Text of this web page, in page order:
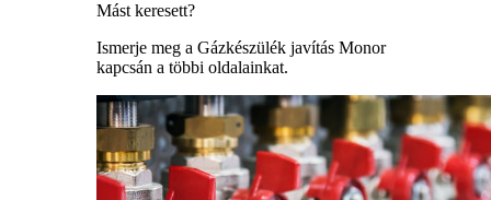
Mást keresett?
Ismerje meg a Gázkészülék javítás Monor
kapcsán a többi oldalainkat.